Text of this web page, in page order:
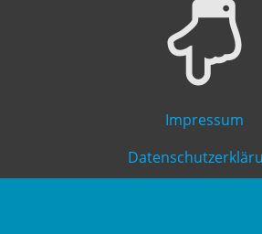
Impressum